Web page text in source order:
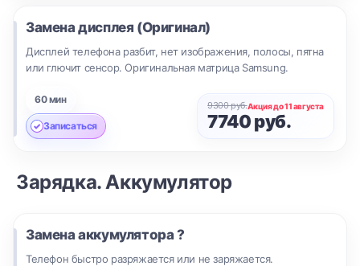
Замена дисплея (Оригинал)
Дисплей телефона разбит, нет изображения, полосы, пятна
или глючит сенсор. Оригинальная матрица Samsung.
60 мин
Записаться
9300 руб.Акция до 11 августа
7740 руб.
Зарядка. Аккумулятор
Замена аккумулятора ?
Телефон быстро разряжается или не заряжается.